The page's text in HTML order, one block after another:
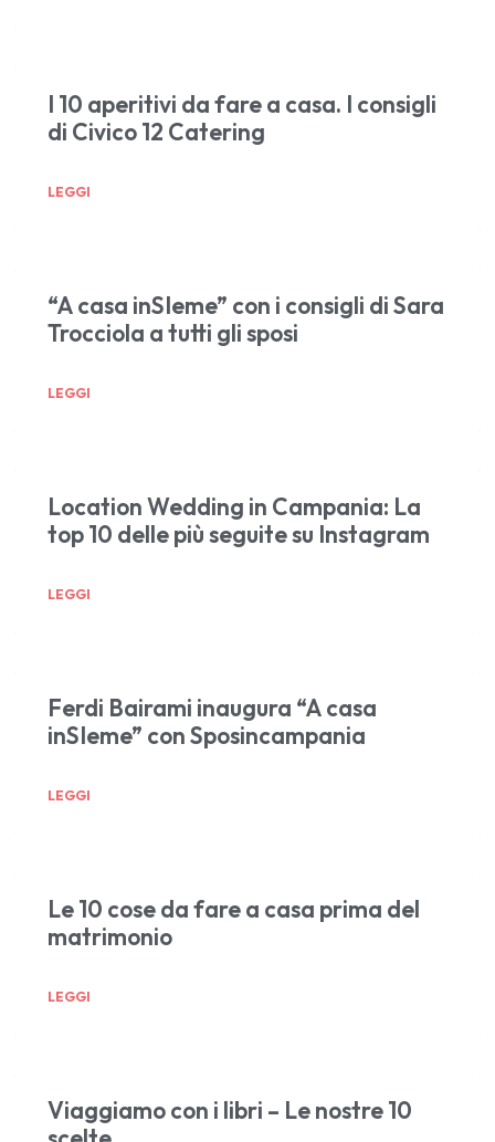
I 10 aperitivi da fare a casa. I consigli
di Civico 12 Catering
LEGGI
“A casa inSIeme” con i consigli di Sara
Trocciola a tutti gli sposi
LEGGI
Location Wedding in Campania: La
top 10 delle più seguite su Instagram
LEGGI
Ferdi Bairami inaugura “A casa
inSIeme” con Sposincampania
LEGGI
Le 10 cose da fare a casa prima del
matrimonio
LEGGI
Viaggiamo con i libri – Le nostre 10